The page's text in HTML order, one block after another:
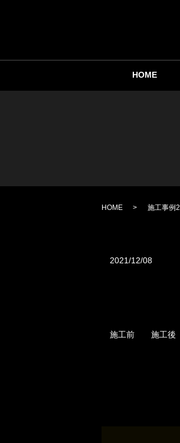
HOME
HOME 施工事例2
2021/12/08
施工前 施工後